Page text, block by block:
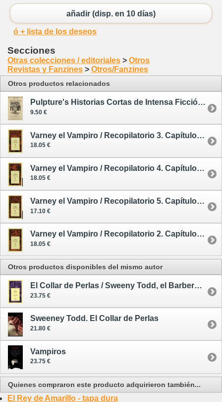
añadir (disp. en 10 días)
ó + lista de los deseos
Secciones
Otras colecciones / editoriales > Otros
Revistas y Fanzines > Otros/Fanzines
Otros productos relacionados
Pulpture's Historias Cortas de Intensa Ficción / Recopilatorio 1
9.50 €
Varney el Vampiro / Recopilatorio 3. Capítulos 34 a 55
18.05 €
Varney el Vampiro / Recopilatorio 4. Capítulos 56 a 78
18.05 €
Varney el Vampiro / Recopilatorio 5. Capítulos 79 a 97
17.10 €
Varney el Vampiro / Recopilatorio 2. Capítulos 18 a 33
18.05 €
Otros productos disponibles del mismo autor
El Collar de Perlas / Sweeny Todd, el Barbero Diabólico de la Calle Fleet 1
23.75 €
Sweeney Todd. El Collar de Perlas
21.80 €
Vampiros
23.75 €
Quienes compraron este producto adquirieron también...
El Rey de Amarillo - tapa dura